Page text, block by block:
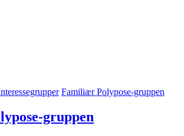
Familiær Polypose-gruppen
gruppen